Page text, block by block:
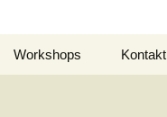
Workshops Kontakt